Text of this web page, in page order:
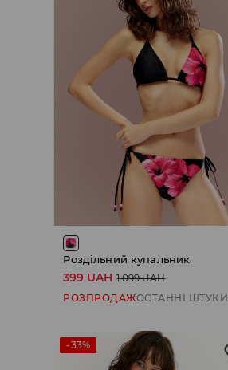
Роздільний купальник
399 UAH 1 099 UAH
РОЗПРОДАЖОСТАННІ ШТУКИ
-33%